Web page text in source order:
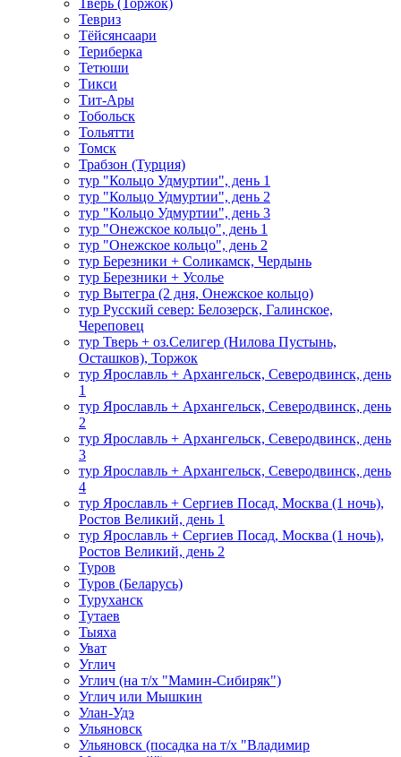
Тверь (Торжок)
Тевриз
Тёйсянсаари
Териберка
Тетюши
Тикси
Тит-Ары
Тобольск
Тольятти
Томск
Трабзон (Турция)
тур "Кольцо Удмуртии", день 1
тур "Кольцо Удмуртии", день 2
тур "Кольцо Удмуртии", день 3
тур "Онежское кольцо", день 1
тур "Онежское кольцо", день 2
тур Березники + Соликамск, Чердынь
тур Березники + Усолье
тур Вытегра (2 дня, Онежское кольцо)
тур Русский север: Белозерск, Галинское,
Череповец
тур Тверь + оз.Селигер (Нилова Пустынь,
Осташков), Торжок
тур Ярославль + Архангельск, Северодвинск, день
1
тур Ярославль + Архангельск, Северодвинск, день
2
тур Ярославль + Архангельск, Северодвинск, день
3
тур Ярославль + Архангельск, Северодвинск, день
4
тур Ярославль + Сергиев Посад, Москва (1 ночь),
Ростов Великий, день 1
тур Ярославль + Сергиев Посад, Москва (1 ночь),
Ростов Великий, день 2
Туров
Туров (Беларусь)
Туруханск
Тутаев
Тыяха
Уват
Углич
Углич (на т/х "Мамин-Сибиряк")
Углич или Мышкин
Улан-Удэ
Ульяновск
Ульяновск (посадка на т/х "Владимир